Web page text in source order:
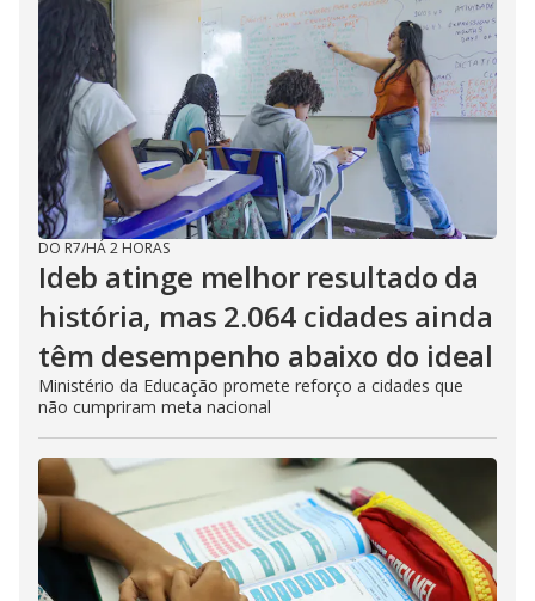
DO R7/HÁ 2 HORAS
Ideb atinge melhor resultado da
história, mas 2.064 cidades ainda
têm desempenho abaixo do ideal
Ministério da Educação promete reforço a cidades que
não cumpriram meta nacional